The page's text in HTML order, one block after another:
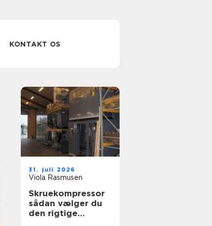
KONTAKT OS
31. juli 2026
Viola Rasmusen
Skruekompressor
sådan vælger du
den rigtige